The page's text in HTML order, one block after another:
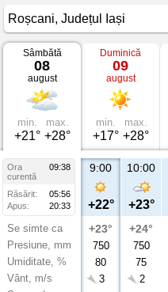
Vremea
Roșcani
Județul
Iași
Sâmbătă
08
august
min.
+21°
max.
+28°
Duminică
09
august
min.
+17°
max.
+28°
Ora
09:38
curentă
Răsărit:
05:56
Apus:
20:33
Se simte ca
Presiune, mm
Umiditate, %
Vânt, m/s
9:00
+22°
+23°
750
80
3
10:00
+23°
+24°
750
75
2